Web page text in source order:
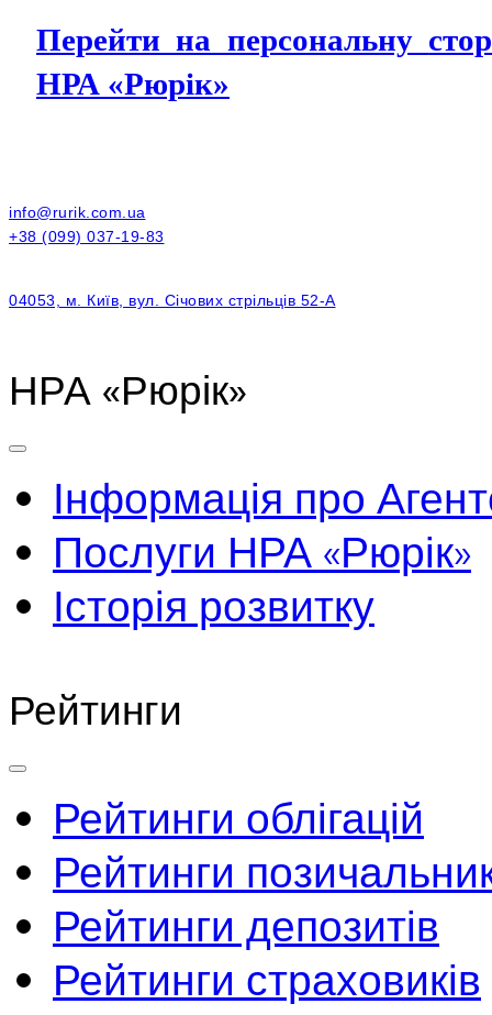
Перейти на персональну
НРА «Рюрік»
info@rurik.com.ua
+38 (099) 037-19-83
04053, м. Київ, вул. Січових стрільців 52-А
НРА «Рюрік»
Інформація про
Послуги НРА «Рюрік»
Історія розвитку
Рейтинги
Рейтинги облігацій
Рейтинги
Рейтинги депозитів
Рейтинги страховиків